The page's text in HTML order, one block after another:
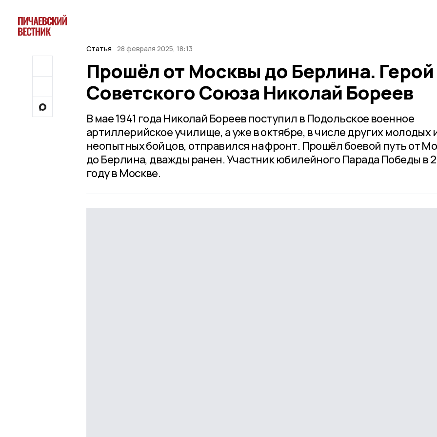
Статья 28 февраля 2025, 18:13
Прошёл от Москвы до Берлина. Герой
Советского Союза Николай Бореев
В мае 1941 года Николай Бореев поступил в Подольское военное
артиллерийское училище, а уже в октябре, в числе других молодых
неопытных бойцов, отправился на фронт. Прошёл боевой путь от
до Берлина, дважды ранен. Участник юбилейного Парада Победы в
году в Москве.